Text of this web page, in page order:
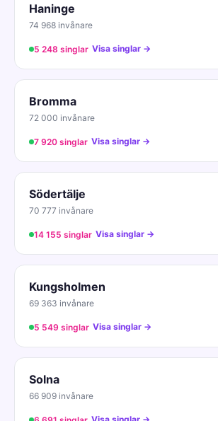
Haninge
74 968 invånare
5 248 singlar Visa singlar →
Bromma
72 000 invånare
7 920 singlar Visa singlar →
Södertälje
70 777 invånare
14 155 singlar Visa singlar →
Kungsholmen
69 363 invånare
5 549 singlar Visa singlar →
Solna
66 909 invånare